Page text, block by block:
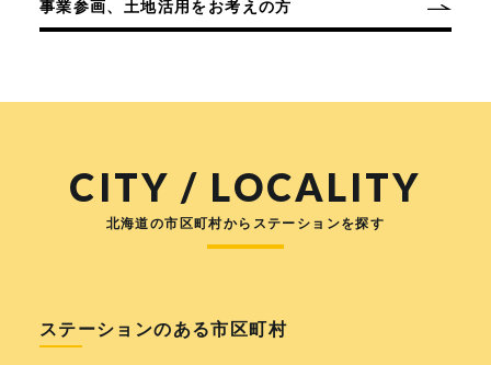
事業参画、土地活用をお考えの方
CITY / LOCALITY
北海道の市区町村からステーションを探す
ステーションのある市区町村